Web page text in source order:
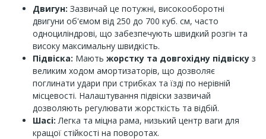
Двигун: Зазвичай це потужні, високооборотні
двигуни об'ємом від 250 до 700 куб. см, часто
одноциліндрові, що забезпечують швидкий розгін та
високу максимальну швидкість.
Підвіска: Мають жорстку та довгохідну підвіску з
великим ходом амортизаторів, що дозволяє
поглинати удари при стрибках та їзді по нерівній
місцевості. Налаштування підвіски зазвичай
дозволяють регулювати жорсткість та відбій.
Шасі: Легка та міцна рама, низький центр ваги для
кращої стійкості на поворотах.